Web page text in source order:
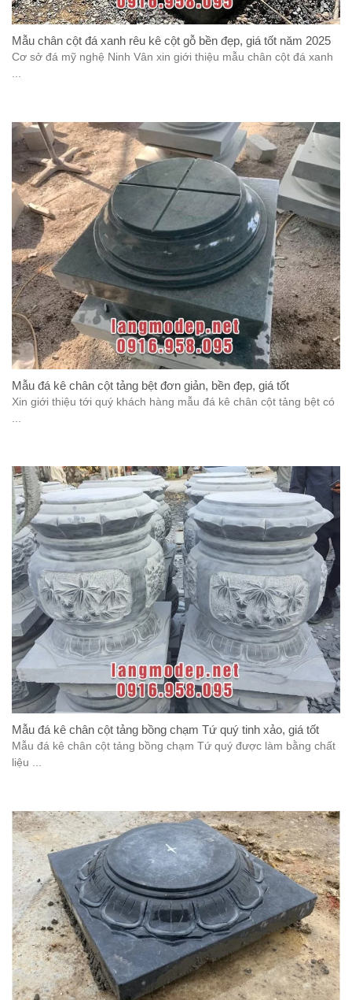
Mẫu chân cột đá xanh rêu kê cột gỗ bền đẹp, giá tốt năm 2025
Cơ sở đá mỹ nghệ Ninh Vân xin giới thiệu mẫu chân cột đá xanh
...
Mẫu đá kê chân cột tảng bệt đơn giản, bền đẹp, giá tốt
Xin giới thiệu tới quý khách hàng mẫu đá kê chân cột tảng bệt có
...
Mẫu đá kê chân cột tảng bồng chạm Tứ quý tinh xảo, giá tốt
Mẫu đá kê chân cột tảng bồng chạm Tứ quý được làm bằng chất
liệu ...